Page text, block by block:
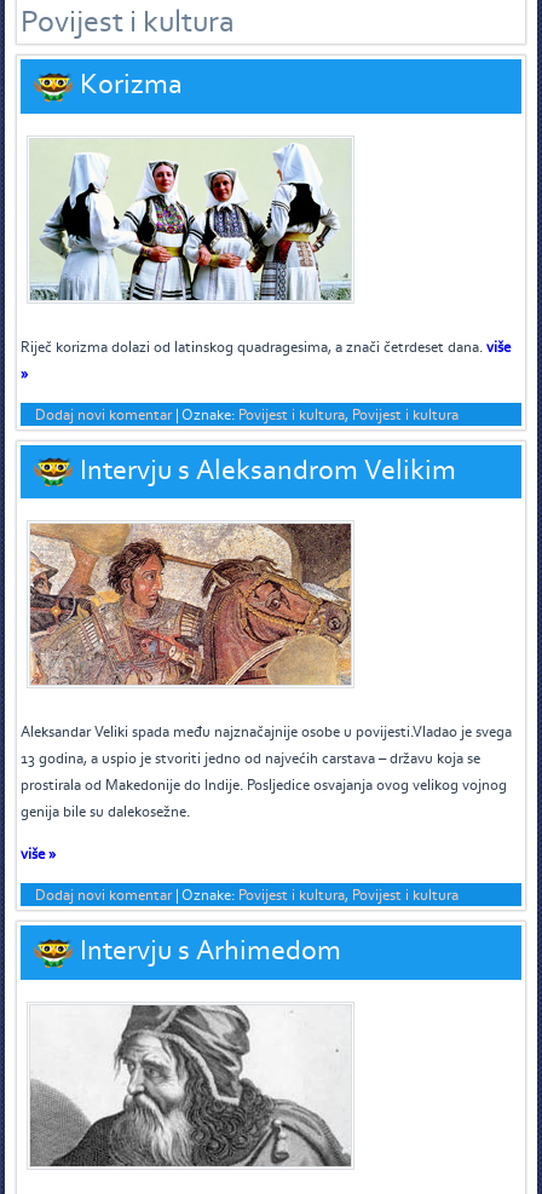
Povijest i kultura
Korizma
Riječ korizma dolazi od latinskog quadragesima, a znači četrdeset dana.više
»
Dodaj novi komentar|Oznake: Povijest i kultura, Povijest i kultura
Intervju s Aleksandrom Velikim
Aleksandar Veliki spada među najznačajnije osobe u povijesti.Vladao je svega
13 godina, a uspio je stvoriti jedno od najvećih carstava – državu koja se
prostirala od Makedonije do Indije. Posljedice osvajanja ovog velikog vojnog
genija bile su dalekosežne.
više »
Dodaj novi komentar|Oznake: Povijest i kultura, Povijest i kultura
Intervju s Arhimedom